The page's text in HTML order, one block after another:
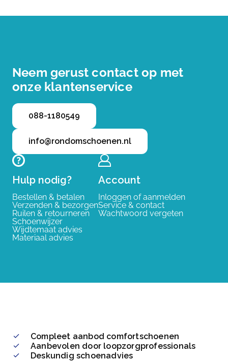
Neem gerust contact op met
onze klantenservice
088-1180549
info@rondomschoenen.nl
Hulp nodig?
Bestellen & betalen
Verzenden & bezorgen
Ruilen & retourneren
Schoenwijzer
Wijdtemaat advies
Materiaal advies
Account
Inloggen of aanmelden
Service & contact
Wachtwoord vergeten
Compleet aanbod comfortschoenen
Aanbevolen door loopzorgprofessionals
Deskundig schoenadvies